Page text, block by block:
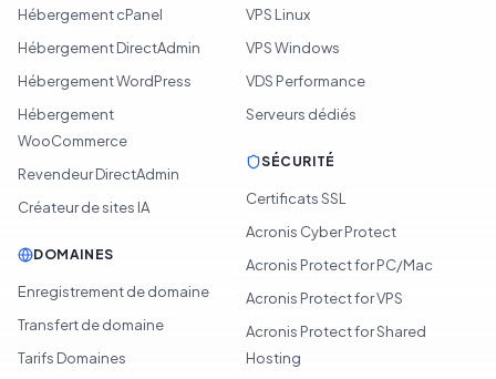
Hébergement cPanel
Hébergement DirectAdmin
Hébergement WordPress
Hébergement
WooCommerce
Revendeur DirectAdmin
Créateur de sites IA
DOMAINES
Enregistrement de domaine
Transfert de domaine
Tarifs Domaines
VPS Linux
VPS Windows
VDS Performance
Serveurs dédiés
SÉCURITÉ
Certificats SSL
Acronis Cyber Protect
Acronis Protect for PC/Mac
Acronis Protect for VPS
Acronis Protect for Shared
Hosting